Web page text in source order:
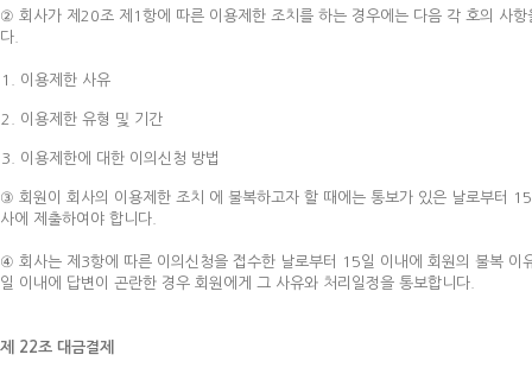
② 회사가 제20조 제1항에 따른 이용제한 조치를 하는 경우에는 다음 각 호의 사
다.
이용제한 사유
이용제한 유형 및 기간
이용제한에 대한 이의신청 방법
③ 회원이 회사의 이용제한 조치 에 불복하고자 할 때에는 통보가 있은 날로부터
사에 제출하여야 합니다.
④ 회사는 제3항에 따른 이의신청을 접수한 날로부터 15일 이내에 회원의 불복
일 이내에 답변이 곤란한 경우 회원에게 그 사유와 처리일정을 통보합니다.
제 22조 대금결제